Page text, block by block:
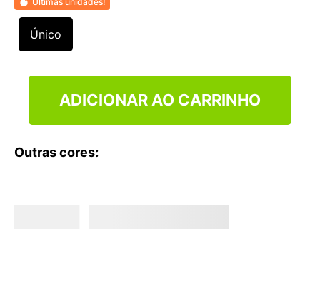
Único
ADICIONAR AO CARRINHO
Outras cores:
9 º
NEW 530
10º VANS TÊNIS VANS ULTRARANGE